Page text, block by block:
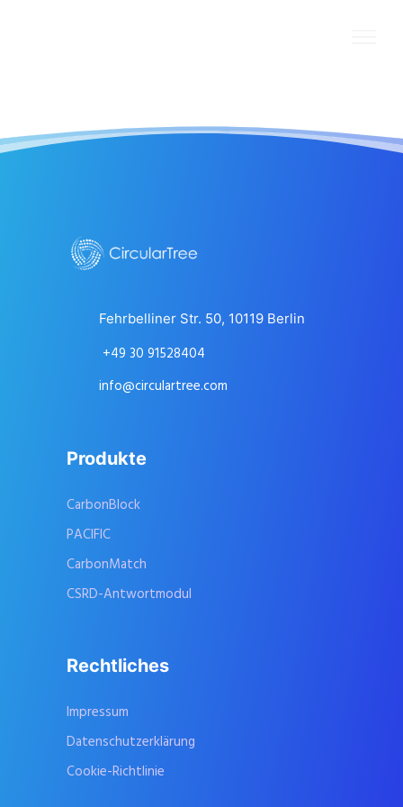
Fehrbelliner Str. 50, 10119 Berlin
+49 30 91528404
info@circulartree.com
Produkte
CarbonBlock
PACIFIC
CarbonMatch
CSRD-Antwortmodul
Rechtliches
Impressum
Datenschutzerklärung
Cookie-Richtlinie